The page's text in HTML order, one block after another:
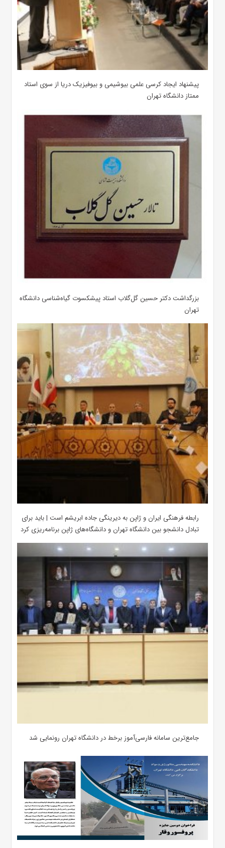
پیشنهاد ایجاد کرسی علمی بیوشیمی و بیوفیزیک دریا از سوی استاد
ممتاز دانشگاه تهران
بزرگداشت دکتر حسین گل‌گلاب استاد پیشکسوت گیاه‌شناسی دانشگاه
تهران
رابطه فرهنگی ایران و ژاپن به دیرینگی جاده ابریشم است | باید برای
تبادل دانشجو بین دانشگاه تهران و دانشگاه‌های ژاپن برنامه‌ریزی کرد
جامع‌ترین سامانه فارسی‌آموز برخط در دانشگاه تهران رونمایی شد